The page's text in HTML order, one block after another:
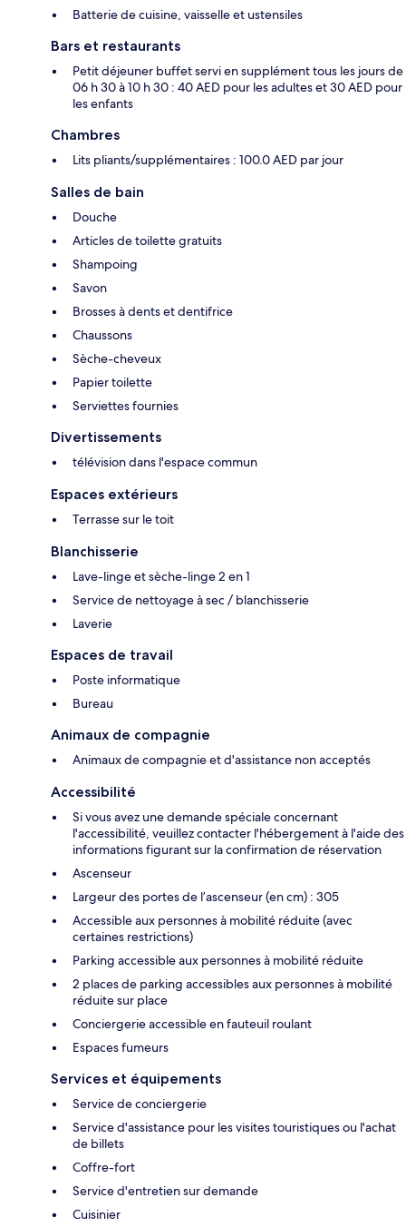
Batterie de cuisine, vaisselle et ustensiles
Bars et restaurants
Petit déjeuner buffet servi en supplément tous les jours de
06 h 30 à 10 h 30 : 40 AED pour les adultes et 30 AED pour
les enfants
Chambres
Lits pliants/supplémentaires : 100.0 AED par jour
Salles de bain
Douche
Articles de toilette gratuits
Shampoing
Savon
Brosses à dents et dentifrice
Chaussons
Sèche-cheveux
Papier toilette
Serviettes fournies
Divertissements
télévision dans l'espace commun
Espaces extérieurs
Terrasse sur le toit
Blanchisserie
Lave-linge et sèche-linge 2 en 1
Service de nettoyage à sec / blanchisserie
Laverie
Espaces de travail
Poste informatique
Bureau
Animaux de compagnie
Animaux de compagnie et d'assistance non acceptés
Accessibilité
Si vous avez une demande spéciale concernant
l'accessibilité, veuillez contacter l'hébergement à l'aide des
informations figurant sur la confirmation de réservation
Ascenseur
Largeur des portes de l’ascenseur (en cm) : 305
Accessible aux personnes à mobilité réduite (avec
certaines restrictions)
Parking accessible aux personnes à mobilité réduite
2 places de parking accessibles aux personnes à mobilité
réduite sur place
Conciergerie accessible en fauteuil roulant
Espaces fumeurs
Services et équipements
Service de conciergerie
Service d'assistance pour les visites touristiques ou l'achat
de billets
Coffre-fort
Service d'entretien sur demande
Cuisinier